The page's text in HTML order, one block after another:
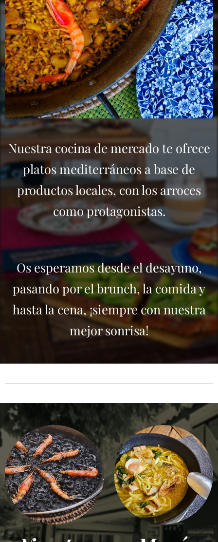
Nuestra cocina de mercado te ofrece
platos mediterráneos a base de
productos locales, con los arroces
como protagonistas.
Os esperamos desde el desayuno,
pasando por el brunch, la comida y
hasta la cena, ¡siempre con nuestra
mejor sonrisa!